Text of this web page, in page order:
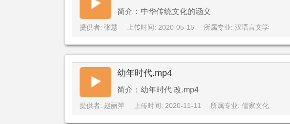
简介：中华传统文化的涵义
提供者: 张慧 上传时间: 2020-05-15 所属专业: 汉语言文学
幼年时代.mp4
简介：幼年时代 改.mp4
提供者: 赵丽萍 上传时间: 2020-11-11 所属专业: 儒家文化